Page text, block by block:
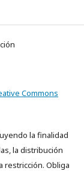
Commons
la finalidad
la distribución
restricción. Obliga